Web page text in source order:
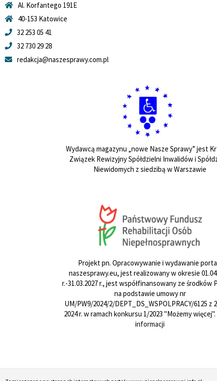
Al. Korfantego 191E
40-153 Katowice
32 253 05 41
32 730 29 28
redakcja@naszesprawy.com.pl
Wydawcą magazynu „nowe Nasze Sprawy” jest
Związek Rewizyjny Spółdzielni Inwalidów i
Niewidomych z siedzibą w Warszawie
Projekt pn. Opracowywanie i wydawanie
naszesprawy.eu, jest realizowany w okresie
r.-31.03.2027 r., jest współfinansowany ze środków
na podstawie umowy nr
UM/PW9/2024/2/DEPT_DS_WSPOLPRACY/6125 z
2024 r. w ramach konkursu 1/2023 "Możemy więcej".
informacji